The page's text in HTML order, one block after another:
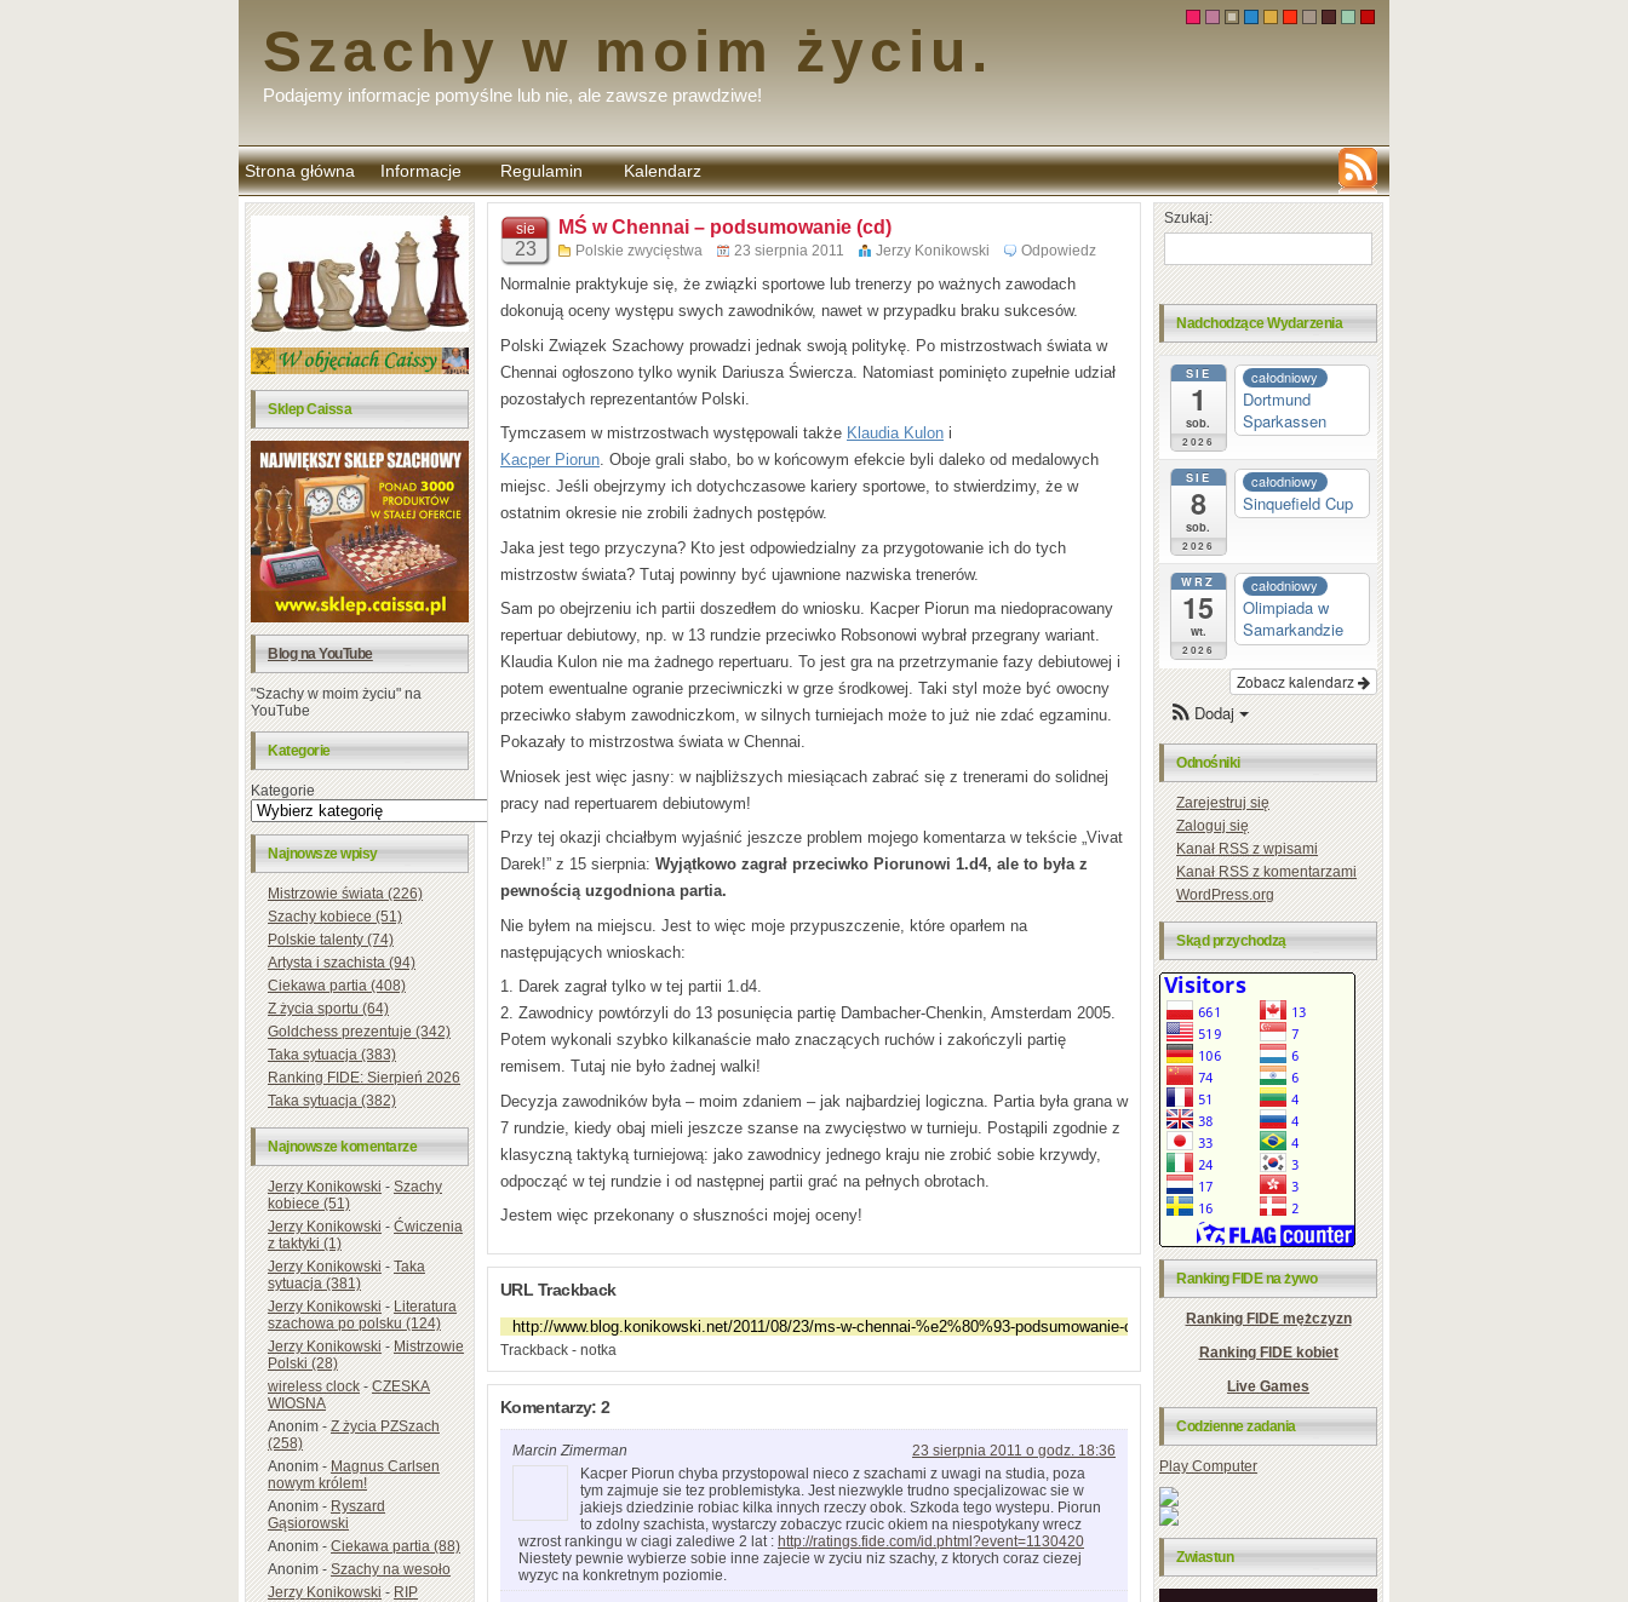
Szachy w moim życiu.
Podajemy informacje pomyślne lub nie, ale zawsze prawdziwe!
Strona główna Informacje Regulamin
komentarzy
Kalendarz
Sklep Caissa
Blog na YouTube
"Szachy w moim życiu" na
YouTube
Kategorie
Kategorie
Najnowsze wpisy
Mistrzowie świata (226)
Szachy kobiece (51)
Polskie talenty (74)
Artysta i szachista (94)
Ciekawa partia (408)
Z życia sportu (64)
Goldchess prezentuje (342)
Taka sytuacja (383)
Ranking FIDE: Sierpień 2026
Taka sytuacja (382)
Najnowsze komentarze
Jerzy Konikowski-Szachy
kobiece (51)
Jerzy Konikowski-Ćwiczenia
z taktyki (1)
Jerzy Konikowski-Taka
sytuacja (381)
Jerzy Konikowski-Literatura
szachowa po polsku (124)
Jerzy Konikowski-Mistrzowie
Polski (28)
wireless clock-CZESKA
WIOSNA
Anonim-Z życia PZSzach
(258)
Anonim-Magnus Carlsen
nowym królem!
Anonim-Ryszard
Gąsiorowski
Anonim-Ciekawa partia (88)
Anonim-Szachy na wesoło
Jerzy Konikowski-RIP
sie
23
MŚ w Chennai – podsumowanie (cd)
Polskie zwycięstwa 23 sierpnia 2011 Jerzy Konikowski Odpowiedz
Normalnie praktykuje się, że związki sportowe lub trenerzy po ważnych zawodach
dokonują oceny występu swych zawodników, nawet w przypadku braku sukcesów.
Polski Związek Szachowy prowadzi jednak swoją politykę. Po mistrzostwach świata w
Chennai ogłoszono tylko wynik Dariusza Świercza. Natomiast pominięto zupełnie udział
pozostałych reprezentantów Polski.
Tymczasem w mistrzostwach występowali także Klaudia Kulon i
Kacper Piorun. Oboje grali słabo, bo w końcowym efekcie byli daleko od medalowych
miejsc. Jeśli obejrzymy ich dotychczasowe kariery sportowe, to stwierdzimy, że w
ostatnim okresie nie zrobili żadnych postępów.
Jaka jest tego przyczyna? Kto jest odpowiedzialny za przygotowanie ich do tych
mistrzostw świata? Tutaj powinny być ujawnione nazwiska trenerów.
Sam po obejrzeniu ich partii doszedłem do wniosku. Kacper Piorun ma niedopracowany
repertuar debiutowy, np. w 13 rundzie przeciwko Robsonowi wybrał przegrany wariant.
Klaudia Kulon nie ma żadnego repertuaru. To jest gra na przetrzymanie fazy debiutowej i
potem ewentualne ogranie przeciwniczki w grze środkowej. Taki styl może być owocny
przeciwko słabym zawodniczkom, w silnych turniejach może to już nie zdać egzaminu.
Pokazały to mistrzostwa świata w Chennai.
Wniosek jest więc jasny: w najbliższych miesiącach zabrać się z trenerami do solidnej
pracy nad repertuarem debiutowym!
Przy tej okazji chciałbym wyjaśnić jeszcze problem mojego komentarza w tekście „Vivat
Darek!” z 15 sierpnia: Wyjątkowo zagrał przeciwko Piorunowi 1.d4, ale to była z
pewnością uzgodniona partia.
Nie byłem na miejscu. Jest to więc moje przypuszczenie, które oparłem na
następujących wnioskach:
1. Darek zagrał tylko w tej partii 1.d4.
2. Zawodnicy powtórzyli do 13 posunięcia partię Dambacher-Chenkin, Amsterdam 2005.
Potem wykonali szybko kilkanaście mało znaczących ruchów i zakończyli partię
remisem. Tutaj nie było żadnej walki!
Decyzja zawodników była – moim zdaniem – jak najbardziej logiczna. Partia była grana w
7 rundzie, kiedy obaj mieli jeszcze szanse na zwycięstwo w turnieju. Postąpili zgodnie z
klasyczną taktyką turniejową: jako zawodnicy jednego kraju nie zrobić sobie krzywdy,
odpocząć w tej rundzie i od następnej partii grać na pełnych obrotach.
Jestem więc przekonany o słuszności mojej oceny!
URL Trackback
Trackback - notka
Komentarzy: 2
Marcin Zimerman
23 sierpnia 2011 o godz. 18:36
Kacper Piorun chyba przystopowal nieco z szachami z uwagi na studia, poza
tym zajmuje sie tez problemistyka. Jest niezwykle trudno specjalizowac sie w
jakiejs dziedzinie robiac kilka innych rzeczy obok. Szkoda tego wystepu. Piorun
to zdolny szachista, wystarczy zobaczyc rzucic okiem na niespotykany wrecz
wzrost rankingu w ciagi zalediwe 2 lat : http://ratings.fide.com/id.phtml?event=1130420
Niestety pewnie wybierze sobie inne zajecie w zyciu niz szachy, z ktorych coraz ciezej
wyzyc na konkretnym poziomie.
Szukaj:
Nadchodzące Wydarzenia
SIE
1
sob.
2026
całodniowy
Dortmund
Sparkassen
SIE
8
sob.
2026
całodniowy
Sinquefield Cup
WRZ
15
wt.
2026
całodniowy
Olimpiada w
Samarkandzie
Zobacz kalendarz
Dodaj
Odnośniki
Zarejestruj się
Zaloguj się
KanałRSSz wpisami
KanałRSSz komentarzami
WordPress.org
Skąd przychodzą
Ranking FIDE na żywo
Ranking FIDE mężczyzn
Ranking FIDE kobiet
Live Games
Codzienne zadania
Play Computer
Zwiastun